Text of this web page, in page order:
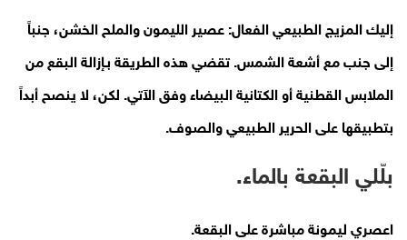
إليك المزيج الطبيعي الفعال: عصير الليمون والملح الخشن، جنباً
إلى جنب مع أشعة الشمس. تقضي هذه الطريقة بـإزالة البقع من
الملابس القطنية أو الكتانية البيضاء وفق الآتي. لكن، لا ينصح أبداً
بتطبيقها على الحرير الطبيعي والصوف.
بلّلي البقعة بالماء.
اعصري ليمونة مباشرة على البقعة.